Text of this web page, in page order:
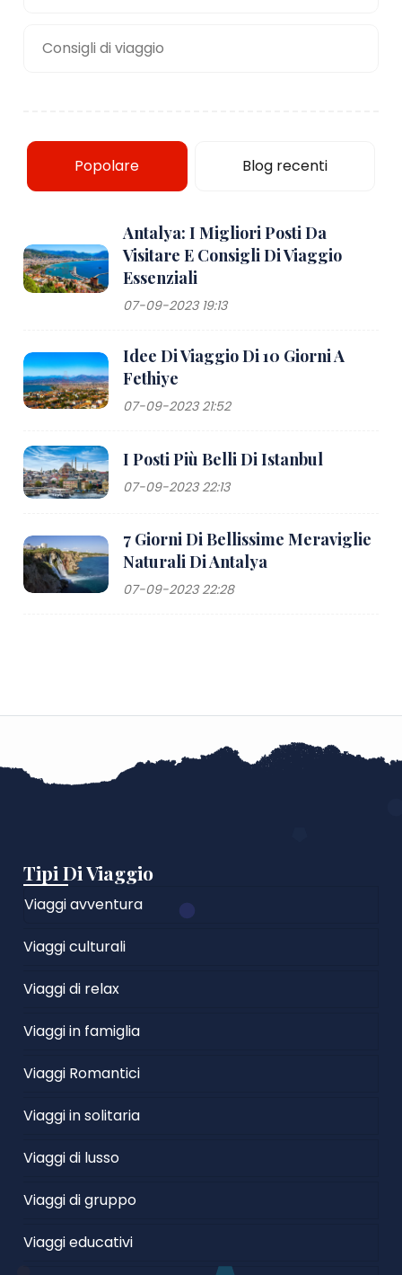
Consigli di viaggio
Popolare Blog recenti
Antalya: I Migliori Posti Da
Visitare E Consigli Di Viaggio
Essenziali
07-09-2023 19:13
Idee Di Viaggio Di 10 Giorni A
Fethiye
07-09-2023 21:52
I Posti Più Belli Di Istanbul
07-09-2023 22:13
7 Giorni Di Bellissime Meraviglie
Naturali Di Antalya
07-09-2023 22:28
Tipi Di Viaggio
Viaggi avventura
Viaggi culturali
Viaggi di relax
Viaggi in famiglia
Viaggi Romantici
Viaggi in solitaria
Viaggi di lusso
Viaggi di gruppo
Viaggi educativi